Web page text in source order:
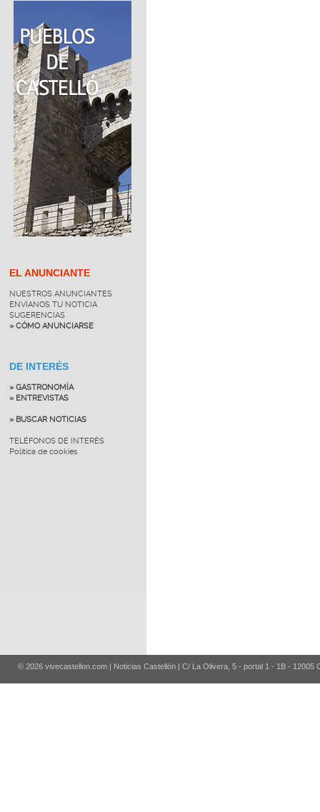
EL ANUNCIANTE
NUESTROS ANUNCIANTES
ENVÍANOS TU NOTICIA
SUGERENCIAS
» CÓMO ANUNCIARSE
DE INTERÉS
» GASTRONOMÍA
» ENTREVISTAS
» BUSCAR NOTICIAS
TELÉFONOS DE INTERÉS
Política de cookies
© 2026 vivecastellon.com | Noticias Castellón | C/ La Olivera, 5 - portal 1 - 1B - 12005